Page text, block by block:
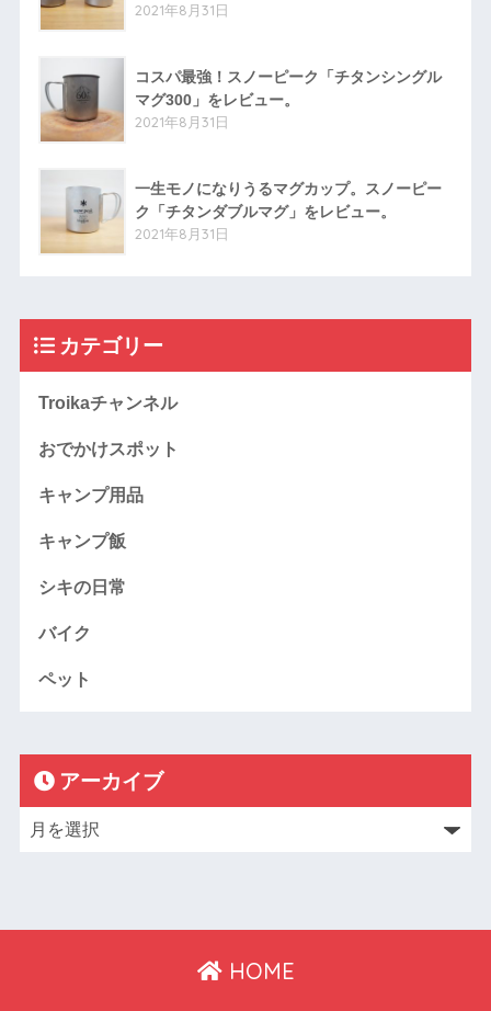
2021年8月31日
コスパ最強！スノーピーク「チタンシングル
マグ300」をレビュー。
2021年8月31日
一生モノになりうるマグカップ。スノーピー
ク「チタンダブルマグ」をレビュー。
2021年8月31日
カテゴリー
Troikaチャンネル
おでかけスポット
キャンプ用品
キャンプ飯
シキの日常
バイク
ペット
アーカイブ
HOME